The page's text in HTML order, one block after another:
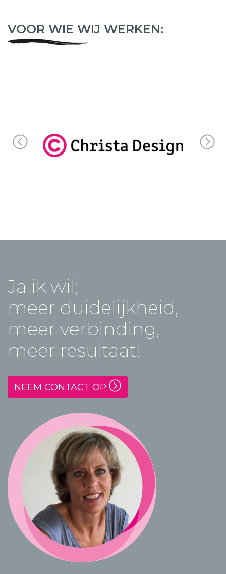
VOOR WIE WIJ WERKEN:
Ja ik wil;
meer duidelijkheid,
meer verbinding,
meer resultaat!
NEEM CONTACT OP